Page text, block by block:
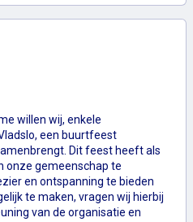
willen wij, enkele
een buurtfeest
Dit feest heeft als
onze gemeenschap te
en ontspanning te bieden
te maken, vragen wij hierbij
van de organisatie en